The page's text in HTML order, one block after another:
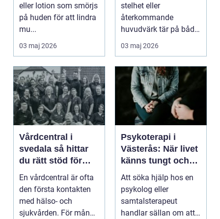
eller lotion som smörjs
på huden för att lindra
mu...
03 maj 2026
stelhet eller
återkommande
huvudvärk tär på både
ork och humör. Många
går länge ...
03 maj 2026
Vårdcentral i
svedala så hittar
du rätt stöd för
hela familjen
En vårdcentral är ofta
den första kontakten
med hälso- och
sjukvården. För många
Psykoterapi i
Västerås: När livet
känns tungt och
du behöver prata
med någon
Att söka hjälp hos en
psykolog eller
samtalsterapeut
handlar sällan om att